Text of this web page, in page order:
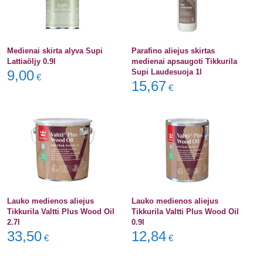
Medienai skirta alyva Supi
Lattiaöljy 0.9l
9,00 €
Parafino aliejus skirtas
medienai apsaugoti Tikkurila
Supi Laudesuoja 1l
15,67 €
Lauko medienos aliejus
Tikkurila Valtti Plus Wood Oil
2.7l
33,50 €
Lauko medienos aliejus
Tikkurila Valtti Plus Wood Oil
0.9l
12,84 €